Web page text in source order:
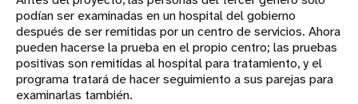
podían ser examinadas en un hospital del gobierno
después de ser remitidas por un centro de servicios. Ahora
pueden hacerse la prueba en el propio centro; las pruebas
positivas son remitidas al hospital para tratamiento, y el
programa tratará de hacer seguimiento a sus parejas para
examinarlas también.